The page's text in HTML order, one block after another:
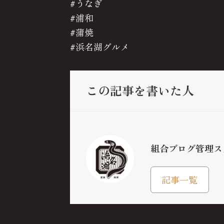
#うなぎ
#浦和
#蒲焼
#浜名湖グルメ
この記事を書いた人
組合ブログ管理
記事一覧